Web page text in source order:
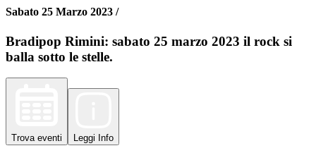
Sabato 25 Marzo 2023 /
Bradipop Rimini: sabato 25 marzo 2023 il rock si
balla sotto le stelle.
Trova eventi Leggi Info